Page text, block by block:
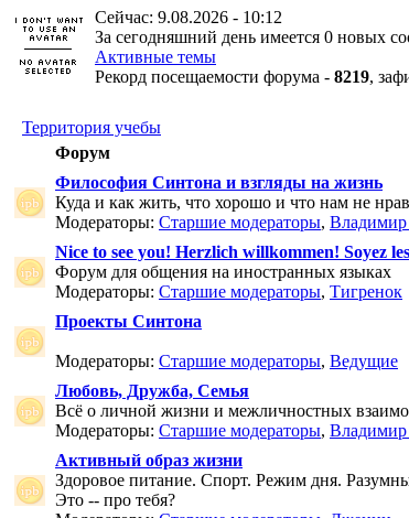
Сейчас: 9.08.2026 - 10:12
За сегодняшний день имеется 0 новых
Активные темы
Рекорд посещаемости форума - 8219,
Территория учебы
Форум
Философия Синтона и взгляды на жизнь
Куда и как жить, что хорошо и что нам не
Модераторы: Старшие модераторы, Владимир
Nice to see you! Herzlich willkommen! Soyez
Форум для общения на иностранных языках
Модераторы: Старшие модераторы, Тигренок
Проекты Синтона
Модераторы: Старшие модераторы, Ведущие
Любовь, Дружба, Семья
Всё о личной жизни и межличностных
Модераторы: Старшие модераторы, Владимир
Активный образ жизни
Здоровое питание. Спорт. Режим дня.
Это -- про тебя?